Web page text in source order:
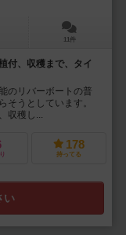
11件
付、収穫まで、タイ
のリバーボートの普
そうとしています。
収穫し...
178
持ってる
い